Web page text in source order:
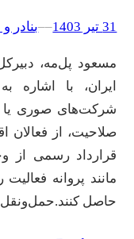
31 تیر 1403 –
–بنادر
مسعود پل‌مه،
ایران، با
شرکت‌های صوری یا
صلاحیت، از
قرارداد رسمی از
مانند پروانه
حاصل کنند.حمل‌و‌نقل